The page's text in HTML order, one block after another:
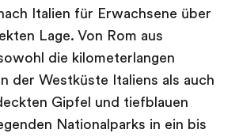
Italien für Erwachsene über
Lage. Von Rom aus
die kilometerlangen
der Westküste Italiens als auch
Gipfel und tiefblauen
Nationalparks in ein bis